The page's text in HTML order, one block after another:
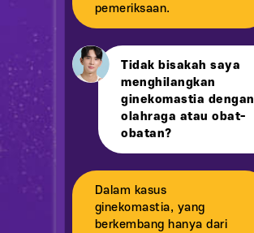
pemeriksaan.
Tidak bisakah saya
menghilangkan
ginekomastia dengan
olahraga atau obat-
obatan?
Dalam kasus
ginekomastia, yang
berkembang hanya dari